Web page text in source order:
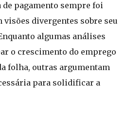
de pagamento sempre foi
visões divergentes sobre seu
algumas análises
o crescimento do emprego
folha, outras argumentam
para solidificar a